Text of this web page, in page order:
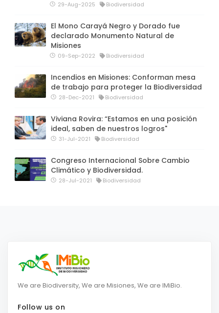
29-Aug-2025 Biodiversidad
El Mono Carayá Negro y Dorado fue
declarado Monumento Natural de
Misiones
09-Sep-2022 Biodiversidad
Incendios en Misiones: Conforman mesa
de trabajo para proteger la Biodiversidad
28-Dec-2021 Biodiversidad
Viviana Rovira: “Estamos en una posición
ideal, saben de nuestros logros"
31-Jul-2021 Biodiversidad
Congreso Internacional Sobre Cambio
Climático y Biodiversidad.
28-Jul-2021 Biodiversidad
We are Biodiversity, We are Misiones, We are IMiBio.
Follow us on